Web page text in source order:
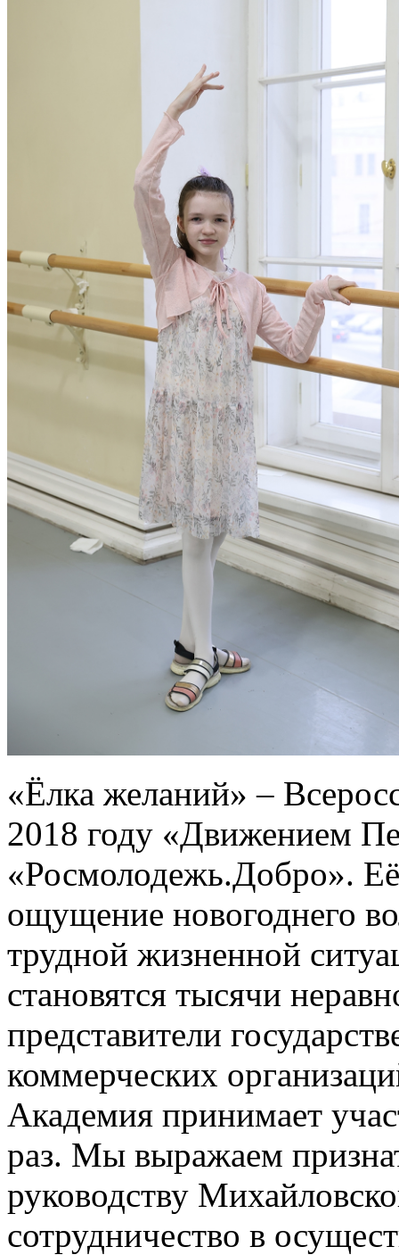
«Ёлка желаний» –
2018 году «Движением
«Росмолодежь.Добро».
ощущение новогоднего
трудной жизненной
становятся тысячи
представители
коммерческих
Академия принимает
раз. Мы выражаем
руководству
сотрудничество в